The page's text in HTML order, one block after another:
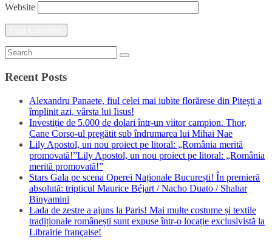
Website
Recent Posts
Alexandru Panaete, fiul celei mai iubite florărese din Pitești a
împlinit azi, vârsta lui Iisus!
Investiție de 5.000 de dolari într-un viitor campion. Thor,
Cane Corso-ul pregătit sub îndrumarea lui Mihai Nae
Lily Apostol, un nou proiect pe litoral: „România merită
promovată!”Lily Apostol, un nou proiect pe litoral: „România
merită promovată!”
Stars Gala pe scena Operei Naționale București! În premieră
absolută: tripticul Maurice Béjart / Nacho Duato / Shahar
Binyamini
Lada de zestre a ajuns la Paris! Mai multe costume și textile
tradiționale românești sunt expuse într-o locație exclusivistă la
Librairie française!